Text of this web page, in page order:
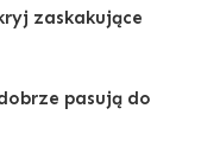
zaskakujące
pasują do